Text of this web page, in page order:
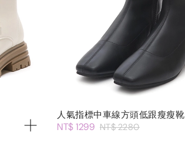
人氣指標中車線方頭低跟瘦瘦靴
NT$ 1299 NT$ 2280